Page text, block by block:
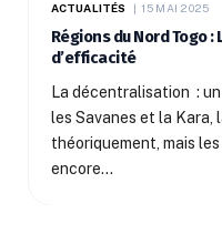
ACTUALITÉS 15 MAI 2025
Régions du Nord Togo
d’efficacité
La décentralisation :
les Savanes et la
théoriquement, mais
encore…